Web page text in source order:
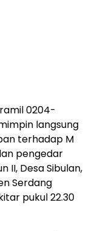
0204-
langsung
terhadap M
pengedar
II, Desa Sibulan,
Serdang
pukul 22.30